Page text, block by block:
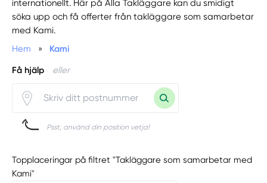
internationellt. Här på Alla Takläggare kan du smidigt
söka upp och få offerter från takläggare som samarbetar
med Kami.
Hem
» Kami
Få hjälp eller
Psst, använd din position vetja!
Topplaceringar på filtret "Takläggare som samarbetar med
Kami"